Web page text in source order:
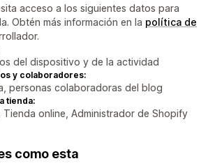
acceso a los siguientes datos para
Obtén más información en la política de
del dispositivo y de la actividad
y colaboradores:
personas colaboradoras del blog
tienda:
online, Administrador de Shopify
como esta